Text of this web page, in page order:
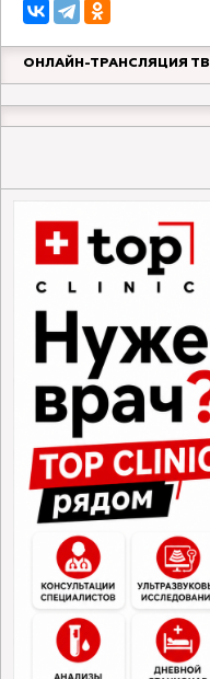
ОНЛАЙН-ТРАНСЛЯЦИЯ ТВ